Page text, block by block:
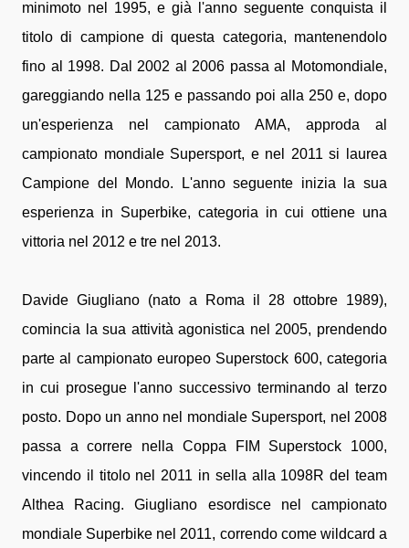
minimoto nel 1995, e già l'anno seguente conquista il
titolo di campione di questa categoria, mantenendolo
fino al 1998. Dal 2002 al 2006 passa al Motomondiale,
gareggiando nella 125 e passando poi alla 250 e, dopo
un'esperienza nel campionato AMA, approda al
campionato mondiale Supersport, e nel 2011 si laurea
Campione del Mondo. L'anno seguente inizia la sua
esperienza in Superbike, categoria in cui ottiene una
vittoria nel 2012 e tre nel 2013.
Davide Giugliano (nato a Roma il 28 ottobre 1989),
comincia la sua attività agonistica nel 2005, prendendo
parte al campionato europeo Superstock 600, categoria
in cui prosegue l'anno successivo terminando al terzo
posto. Dopo un anno nel mondiale Supersport, nel 2008
passa a correre nella Coppa FIM Superstock 1000,
vincendo il titolo nel 2011 in sella alla 1098R del team
Althea Racing. Giugliano esordisce nel campionato
mondiale Superbike nel 2011, correndo come wildcard a